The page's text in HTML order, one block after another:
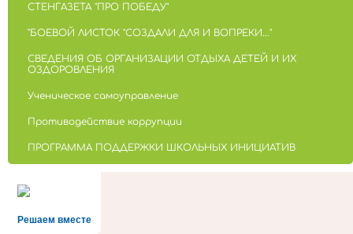
СТЕНГАЗЕТА "ПРО ПОБЕДУ"
"БОЕВОЙ ЛИСТОК "СОЗДАЛИ ДЛЯ И ВОПРЕКИ..."
СВЕДЕНИЯ ОБ ОРГАНИЗАЦИИ ОТДЫХА ДЕТЕЙ И ИХ
ОЗДОРОВЛЕНИЯ
Ученическое самоуправление
Противодействие коррупции
ПРОГРАММА ПОДДЕРЖКИ ШКОЛЬНЫХ ИНИЦИАТИВ
Решаем вместе